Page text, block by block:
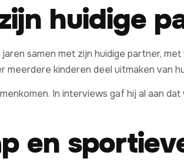
huidige
samen met zijn huidige partner,
kinderen deel uitmaken van
In interviews gaf hij al aan
en